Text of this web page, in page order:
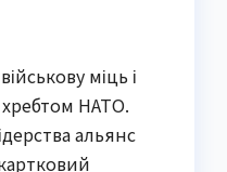
міць і
НАТО.
альянс